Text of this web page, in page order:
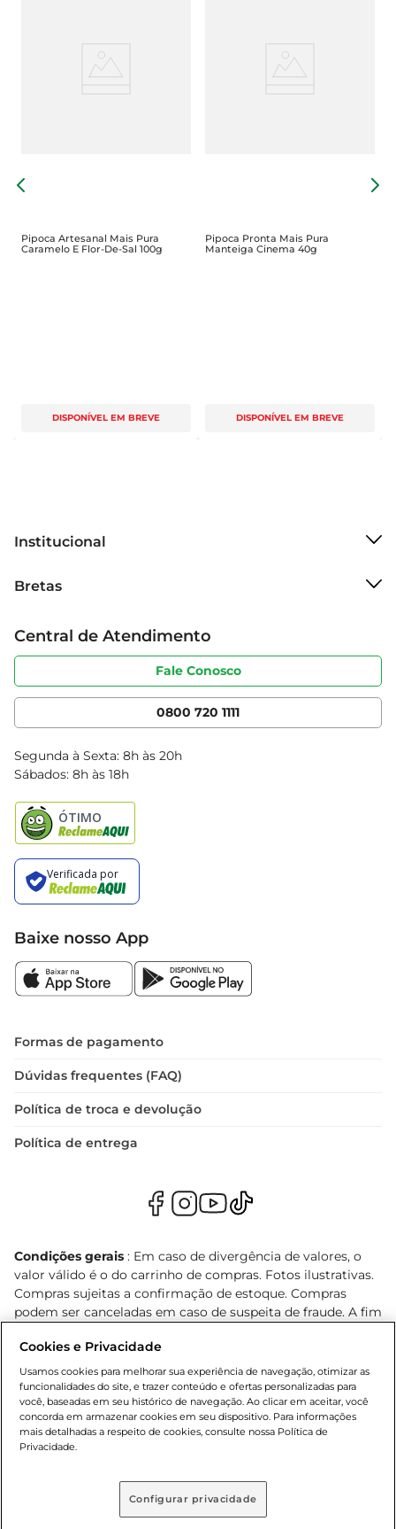
Pipoca Artesanal Mais Pura
Caramelo E Flor-De-Sal 100g
DISPONÍVEL EM BREVE
Pipoca Pronta Mais Pura
Manteiga Cinema 40g
DISPONÍVEL EM BREVE
Institucional
Grupo Cencosud
Sobre privacidade
Portal do fornecedor
Cencosud Media
Bretas
Produtos Bretas
Código de ética
Serviços
Clube Bretas
Blog Bretas
Black Friday
Central de Atendimento
Fale Conosco
0800 720 1111
Segunda à Sexta: 8h às 20h
Sábados: 8h às 18h
Baixe nosso App
Formas de pagamento
Dúvidas frequentes (FAQ)
Política de troca e devolução
Política de entrega
Condições gerais : Em caso de divergência de valores, o
valor válido é o do carrinho de compras. Fotos ilustrativas.
Compras sujeitas a confirmação de estoque. Compras
podem ser canceladas em caso de suspeita de fraude. A fim
nossas promoções, a compra de produtos com preços
promocionais poderá ter sua quantidade limitada por
cliente. Os preços, ofertas e condições são exclusivos para
o e-commerce e válidos durante o dia de hoje, podendo
sofrer alterações sem prévia notificação. Proibida a venda
de bebidas alcoólicas para menores de 18 anos, conforme
Adolescente). Preços e condições exclusivos para o
, podendo sofrer alterações sem aviso
prévio. O valor mínimo para as compras on-line é de R$
Cookies e Privacidade
Usamos cookies para melhorar sua experiência de navegação, otimizar as
funcionalidades do site, e trazer conteúdo e ofertas personalizadas para
você, baseadas em seu histórico de navegação. Ao clicar em aceitar, você
concorda em armazenar cookies em seu dispositivo. Para informações
mais detalhadas a respeito de cookies, consulte nossa Política de
Privacidade.
Configurar privacidade